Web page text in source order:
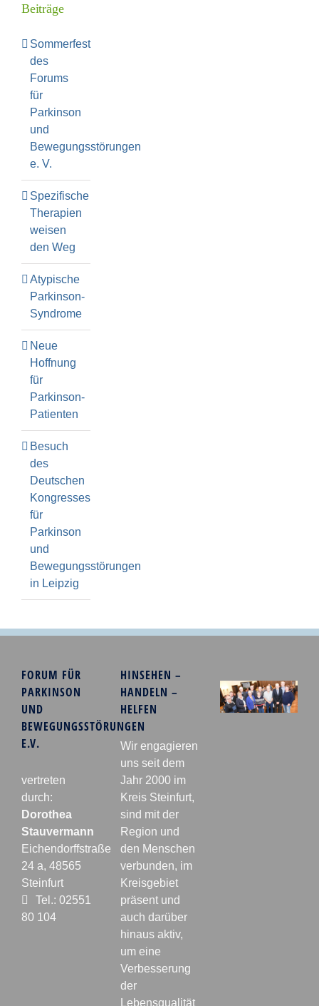
Beiträge
Sommerfest
des
Forums
für
Parkinson
und
Bewegungsstörungen
e. V.
Spezifische
Therapien
weisen
den Weg
Atypische
Parkinson-
Syndrome
Neue
Hoffnung
für
Parkinson-
Patienten
Besuch
des
Deutschen
Kongresses
für
Parkinson
und
Bewegungsstörungen
in Leipzig
FORUM FÜR
PARKINSON
UND
BEWEGUNGSSTÖRUNGEN
E.V.
vertreten
durch:
Dorothea
Stauvermann
Eichendorffstraße
24 a, 48565
Steinfurt
Tel.: 02551
80 104
HINSEHEN –
HANDELN –
HELFEN
Wir engagieren
uns seit dem
Jahr 2000 im
Kreis Steinfurt,
sind mit der
Region und
den Menschen
verbunden, im
Kreisgebiet
präsent und
auch darüber
hinaus aktiv,
um eine
Verbesserung
der
Lebensqualität